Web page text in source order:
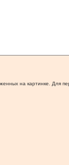
на картинке. Для